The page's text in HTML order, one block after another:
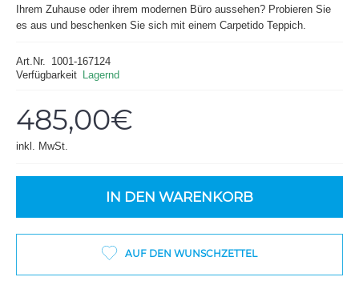
Ihrem Zuhause oder ihrem modernen Büro aussehen? Probieren Sie
es aus und beschenken Sie sich mit einem Carpetido Teppich.
Art.Nr.
1001-167124
Verfügbarkeit
Lagernd
485,00€
inkl. MwSt.
IN DEN WARENKORB
AUF DEN WUNSCHZETTEL